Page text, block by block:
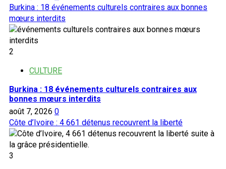
Burkina : 18 événements culturels contraires aux bonnes
mœurs interdits
2
CULTURE
Burkina : 18 événements culturels contraires aux
bonnes mœurs interdits
août 7, 2026 0
Côte d’Ivoire : 4 661 détenus recouvrent la liberté
3